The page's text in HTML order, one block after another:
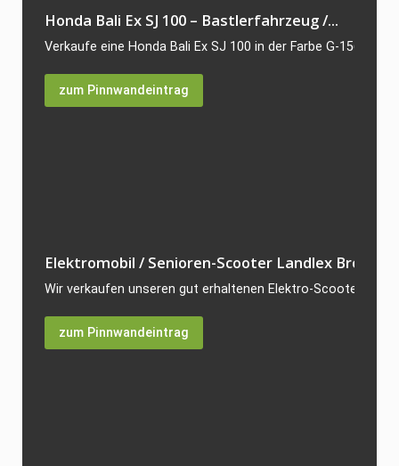
Honda Bali Ex SJ 100 – Bastlerfahrzeug /...
Verkaufe eine Honda Bali Ex SJ 100 in der Farbe G-156P.
zum Pinnwandeintrag
Elektromobil / Senioren-Scooter Landlex
Wir verkaufen unseren gut erhaltenen Elektro-Scooter
zum Pinnwandeintrag